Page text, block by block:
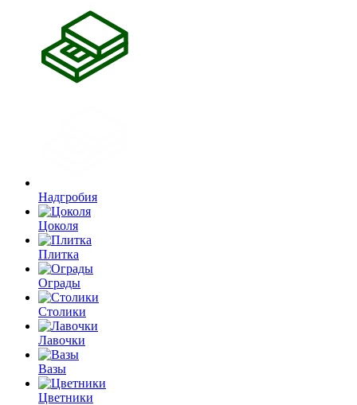
Надгробия
Цоколя
Плитка
Ограды
Столики
Лавочки
Вазы
Цветники